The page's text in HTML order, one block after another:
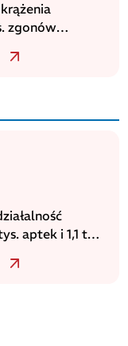
zgonów
aptek i 1,1 tys.